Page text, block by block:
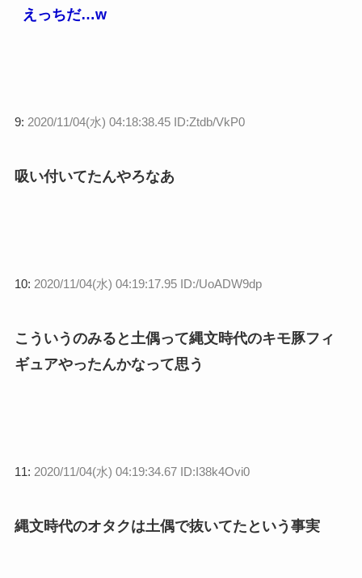
えっちだ…w
9: 2020/11/04(水) 04:18:38.45 ID:Ztdb/VkP0
吸い付いてたんやろなあ
10: 2020/11/04(水) 04:19:17.95 ID:/UoADW9dp
こういうのみると土偶って縄文時代のキモ豚フィ
ギュアやったんかなって思う
11: 2020/11/04(水) 04:19:34.67 ID:I38k4Ovi0
縄文時代のオタクは土偶で抜いてたという事実